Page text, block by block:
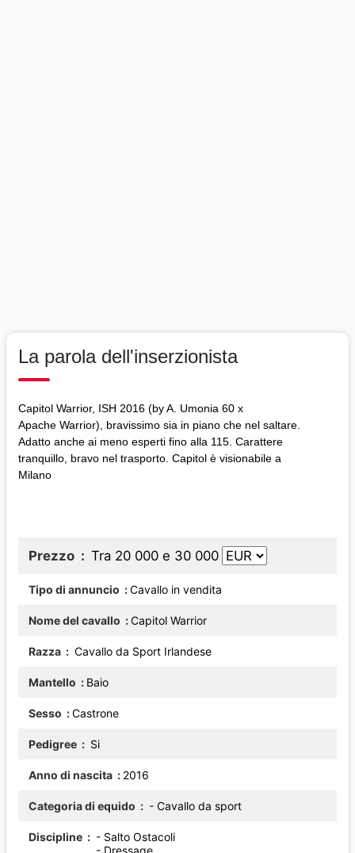
La parola dell'inserzionista
Capitol Warrior, ISH 2016 (by A. Umonia 60 x
Apache Warrior), bravissimo sia in piano che nel saltare.
Adatto anche ai meno esperti fino alla 115. Carattere
tranquillo, bravo nel trasporto. Capitol è visionabile a
Milano
Prezzo Tra 20 000 e 30 000
Tipo di annuncio Cavallo in vendita
Nome del cavallo Capitol Warrior
Razza Cavallo da Sport Irlandese
Mantello Baio
Sesso Castrone
Pedigree Si
Anno di nascita 2016
Categoria di equido - Cavallo da sport
Discipline
- Salto Ostacoli
- Dressage